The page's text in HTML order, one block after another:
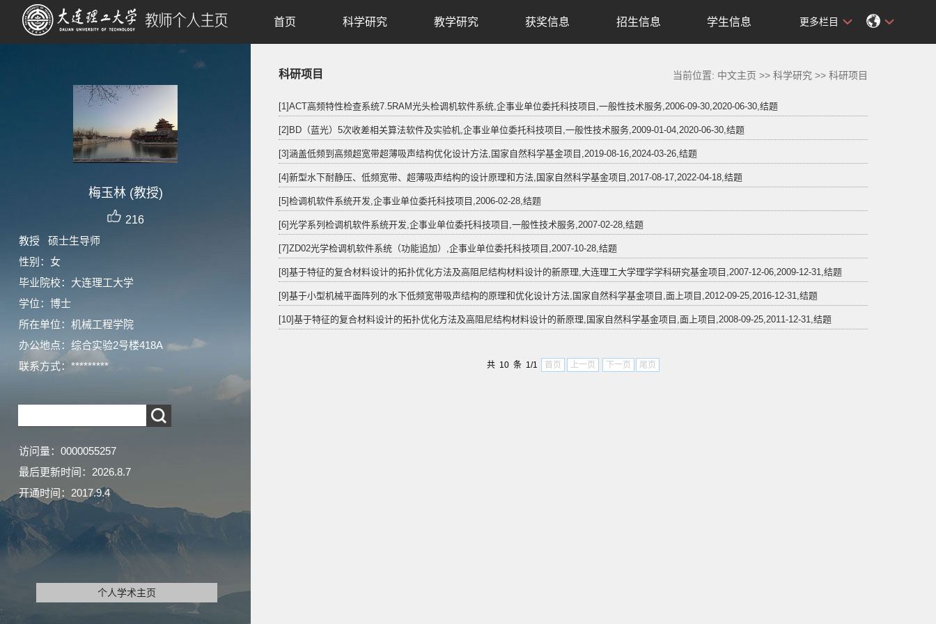
梅玉林 (教授)
216
教授 硕士生导师
性别：女
毕业院校：大连理工大学
学位：博士
所在单位：机械工程学院
办公地点：综合实验2号楼418A
联系方式： *********
访问量： 0000055257
最后更新时间： 2026.8.7
开通时间： 2017.9.4
个人学术主页
首页 科学研究 教学研究 获奖信息 招生信息 学生信息 更多栏目
科研项目 当前位置: 中文主页 >>科学研究 >>科研项目
[1]ACT高频特性检查系统7.5RAM光头检调机软件系统,企事业单位委托科技项目,一般性技术服务,2006-09-30,2020-06-30,结题
[2]BD（蓝光）5次收差相关算法软件及实验机,企事业单位委托科技项目,一般性技术服务,2009-01-04,2020-06-30,结题
[3]涵盖低频到高频超宽带超薄吸声结构优化设计方法,国家自然科学基金项目,2019-08-16,2024-03-26,结题
[4]新型水下耐静压、低频宽带、超薄吸声结构的设计原理和方法,国家自然科学基金项目,2017-08-17,2022-04-18,结题
[5]检调机软件系统开发,企事业单位委托科技项目,2006-02-28,结题
[6]光学系列检调机软件系统开发,企事业单位委托科技项目,一般性技术服务,2007-02-28,结题
[7]ZD02光学检调机软件系统（功能追加）,企事业单位委托科技项目,2007-10-28,结题
[8]基于特征的复合材料设计的拓扑优化方法及高阻尼结构材料设计的新原理,大连理工大学理学学科研究基金项目,2007-12-06,2009-12-31,结题
[9]基于小型机械平面阵列的水下低频宽带吸声结构的原理和优化设计方法,国家自然科学基金项目,面上项目,2012-09-25,2016-12-31,结题
[10]基于特征的复合材料设计的拓扑优化方法及高阻尼结构材料设计的新原理,国家自然科学基金项目,面上项目,2008-09-25,2011-12-31,结题
共 10 条 1/1 首页 上一页 下一页 尾页